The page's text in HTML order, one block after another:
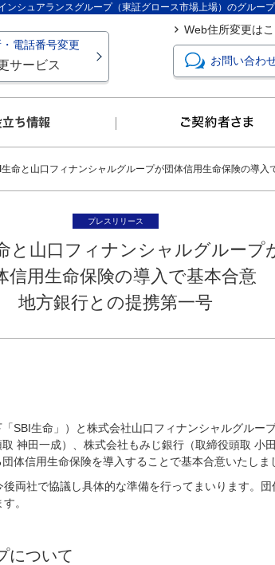
シュアランスグループ（東証グロース市場上場）のグループ
電話番号変更
サービス
Web住所変更は
お問い合わ
生命と山口フィナンシャルグループが団体信用生命保険の導入
プレスリリース
と山口フィナンシャルグループ
信用生命保険の導入で基本合意
地方銀行との提携第一号
SBI生命」）と株式会社山口フィナンシャルグルー
神田一成）、株式会社もみじ銀行（取締役頭取 小
体信用生命保険を導入することで基本合意いたしま
両社で協議し具体的な準備を行ってまいります。
。
について